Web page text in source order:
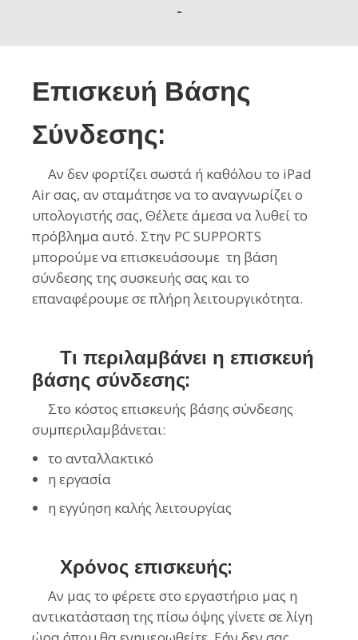
-
Επισκευή Βάσης
Σύνδεσης:
Αν δεν φορτίζει σωστά ή καθόλου το iPad
Air σας, αν σταμάτησε να το αναγνωρίζει ο
υπολογιστής σας, Θέλετε άμεσα να λυθεί το
πρόβλημα αυτό. Στην PC SUPPORTS
μπορούμε να επισκευάσουμε τη βάση
σύνδεσης της συσκευής σας και το
επαναφέρουμε σε πλήρη λειτουργικότητα.
Τι περιλαμβάνει η επισκευή
βάσης σύνδεσης:
Στο κόστος επισκευής βάσης σύνδεσης
συμπεριλαμβάνεται:
το ανταλλακτικό
η εργασία
η εγγύηση καλής λειτουργίας
Χρόνος επισκευής:
Αν μας το φέρετε στο εργαστήριο μας η
αντικατάσταση της πίσω όψης γίνετε σε λίγη